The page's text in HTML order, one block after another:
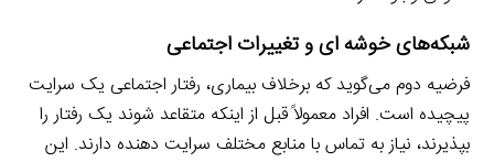
شبکه‌های خوشه ای و تغییرات اجتماعی
فرضیه دوم می‌گوید که برخلاف بیماری، رفتار اجتماعی یک سرایت
پیچیده است. افراد معمولاً قبل از اینکه متقاعد شوند یک رفتار را
بپذیرند، نیاز به تماس با منابع مختلف سرایت دهنده دارند. این